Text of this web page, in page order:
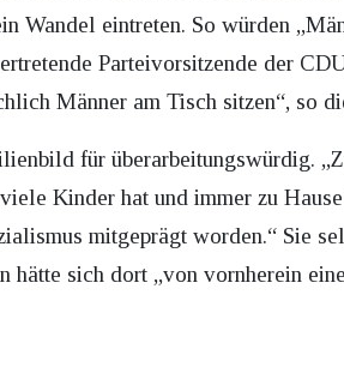
Wandel eintreten. So würden
Parteivorsitzende der
Männer am Tisch sitzen“, so
für überarbeitungswürdig.
Kinder hat und immer zu
mitgeprägt worden.“ Sie
hätte sich dort „von vornherein